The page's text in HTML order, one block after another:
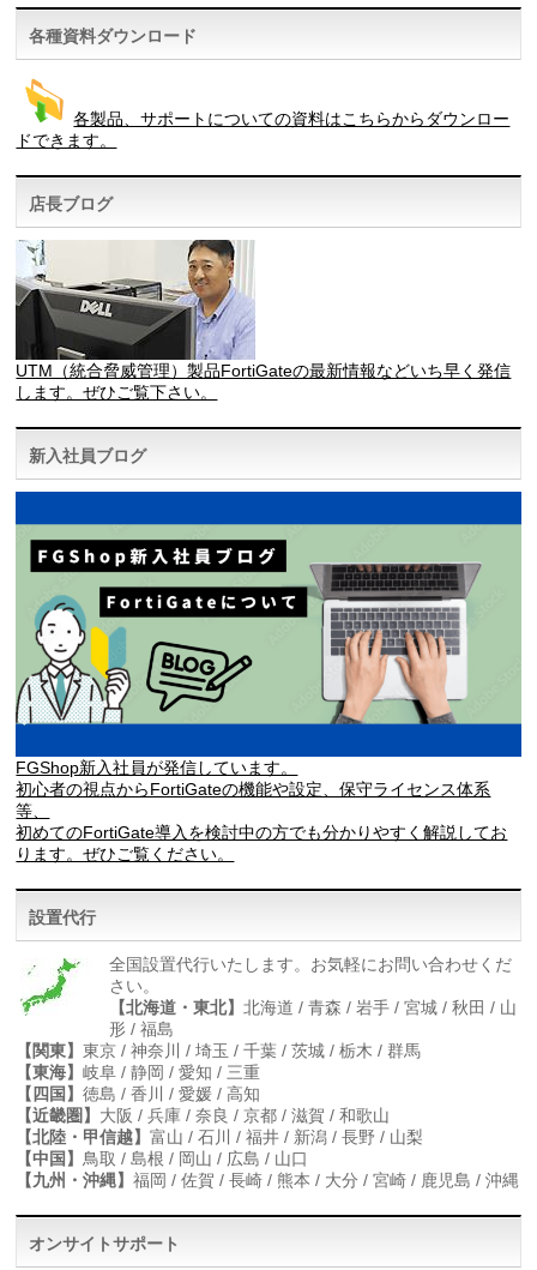
各種資料ダウンロード
各製品、サポートについての資料はこちらからダウンロー
ドできます。
店長ブログ
UTM（統合脅威管理）製品FortiGateの最新情報などいち早く発信
します。ぜひご覧下さい。
新入社員ブログ
FGShop新入社員が発信しています。
初心者の視点からFortiGateの機能や設定、保守ライセンス体系
等、
初めてのFortiGate導入を検討中の方でも分かりやすく解説してお
ります。ぜひご覧ください。
設置代行
全国設置代行いたします。お気軽にお問い合わせくだ
さい。
【北海道・東北】北海道 / 青森 / 岩手 / 宮城 / 秋田 / 山
形 / 福島
【関東】東京 / 神奈川 / 埼玉 / 千葉 / 茨城 / 栃木 / 群馬
【東海】岐阜 / 静岡 / 愛知 / 三重
【四国】徳島 / 香川 / 愛媛 / 高知
【近畿圏】 大阪 / 兵庫 / 奈良 / 京都 / 滋賀 / 和歌山
【北陸・甲信越】富山 / 石川 / 福井 / 新潟 / 長野 / 山梨
【中国】鳥取 / 島根 / 岡山 / 広島 / 山口
【九州・沖縄】福岡 / 佐賀 / 長崎 / 熊本 / 大分 / 宮崎 / 鹿児島 / 沖縄
オンサイトサポート